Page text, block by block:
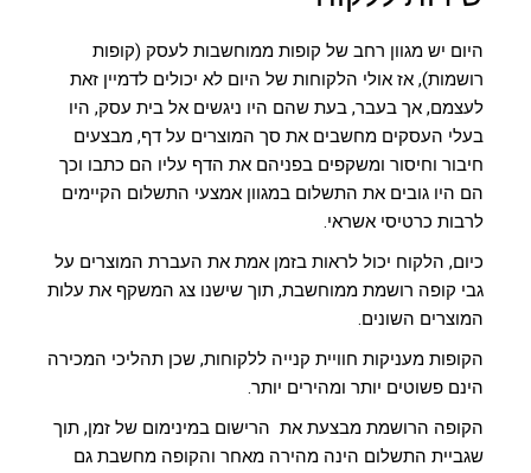
היום יש מגוון רחב של קופות ממוחשבות לעסק (קופות
רושמות), אז אולי הלקוחות של היום לא יכולים לדמיין זאת
לעצמם, אך בעבר, בעת שהם היו ניגשים אל בית עסק, היו
בעלי העסקים מחשבים את סך המוצרים על דף, מבצעים
חיבור וחיסור ומשקפים בפניהם את הדף עליו הם כתבו וכך
הם היו גובים את התשלום במגוון אמצעי התשלום הקיימים
לרבות כרטיסי אשראי.
כיום, הלקוח יכול לראות בזמן אמת את העברת המוצרים על
גבי קופה רושמת ממוחשבת, תוך שישנו צג המשקף את עלות
המוצרים השונים.
הקופות מעניקות חוויית קנייה ללקוחות, שכן תהליכי המכירה
הינם פשוטים יותר ומהירים יותר.
הקופה הרושמת מבצעת את הרישום במינימום של זמן, תוך
שגביית התשלום הינה מהירה מאחר והקופה מחשבת גם